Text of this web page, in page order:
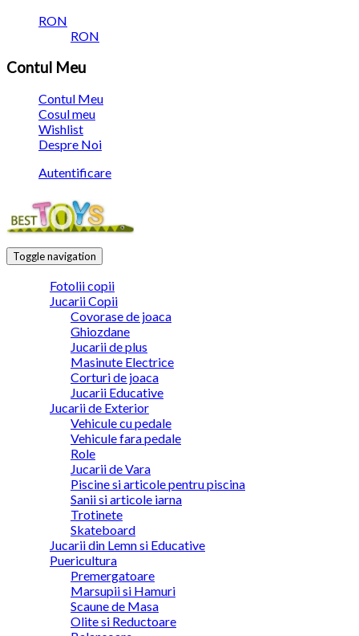
RON
RON
Contul Meu
Contul Meu
Cosul meu
Wishlist
Despre Noi
Autentificare
Toggle navigation
Fotolii copii
Jucarii Copii
Covorase de joaca
Ghiozdane
Jucarii de plus
Masinute Electrice
Corturi de joaca
Jucarii Educative
Jucarii de Exterior
Vehicule cu pedale
Vehicule fara pedale
Role
Jucarii de Vara
Piscine si articole pentru piscina
Sanii si articole iarna
Trotinete
Skateboard
Jucarii din Lemn si Educative
Puericultura
Premergatoare
Marsupii si Hamuri
Scaune de Masa
Olite si Reductoare